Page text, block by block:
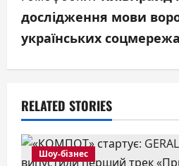
v
i
g
a
t
i
дослідження мови
українських
RELATED STORIES
Шоу-бізнес